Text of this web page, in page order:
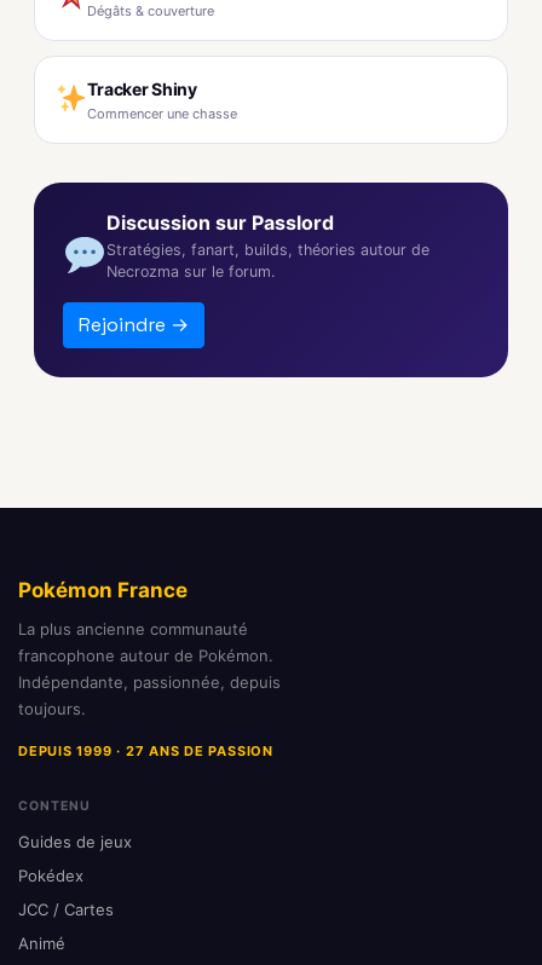
Dégâts & couverture
Tracker Shiny
Commencer une chasse
Discussion sur Passlord
Stratégies, fanart, builds, théories autour de
Necrozma sur le forum.
Rejoindre →
Pokémon France
La plus ancienne communauté
francophone autour de Pokémon.
Indépendante, passionnée, depuis
toujours.
DEPUIS 1999 · 27 ANS DE PASSION
CONTENU
Guides de jeux
Pokédex
JCC / Cartes
Animé